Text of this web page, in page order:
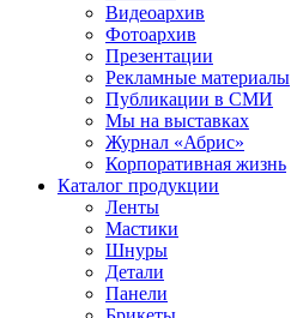
Видеоархив
Фотоархив
Презентации
Рекламные материалы
Публикации в СМИ
Мы на выставках
Журнал «Абрис»
Корпоративная жизнь
Каталог продукции
Ленты
Мастики
Шнуры
Детали
Панели